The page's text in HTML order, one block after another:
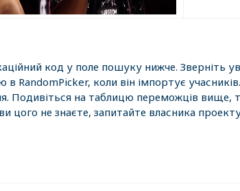
код у поле пошуку нижче. Зверніть
RandomPicker, коли він імпортує
Подивіться на таблицю переможців вище,
цого не знаєте, запитайте власника